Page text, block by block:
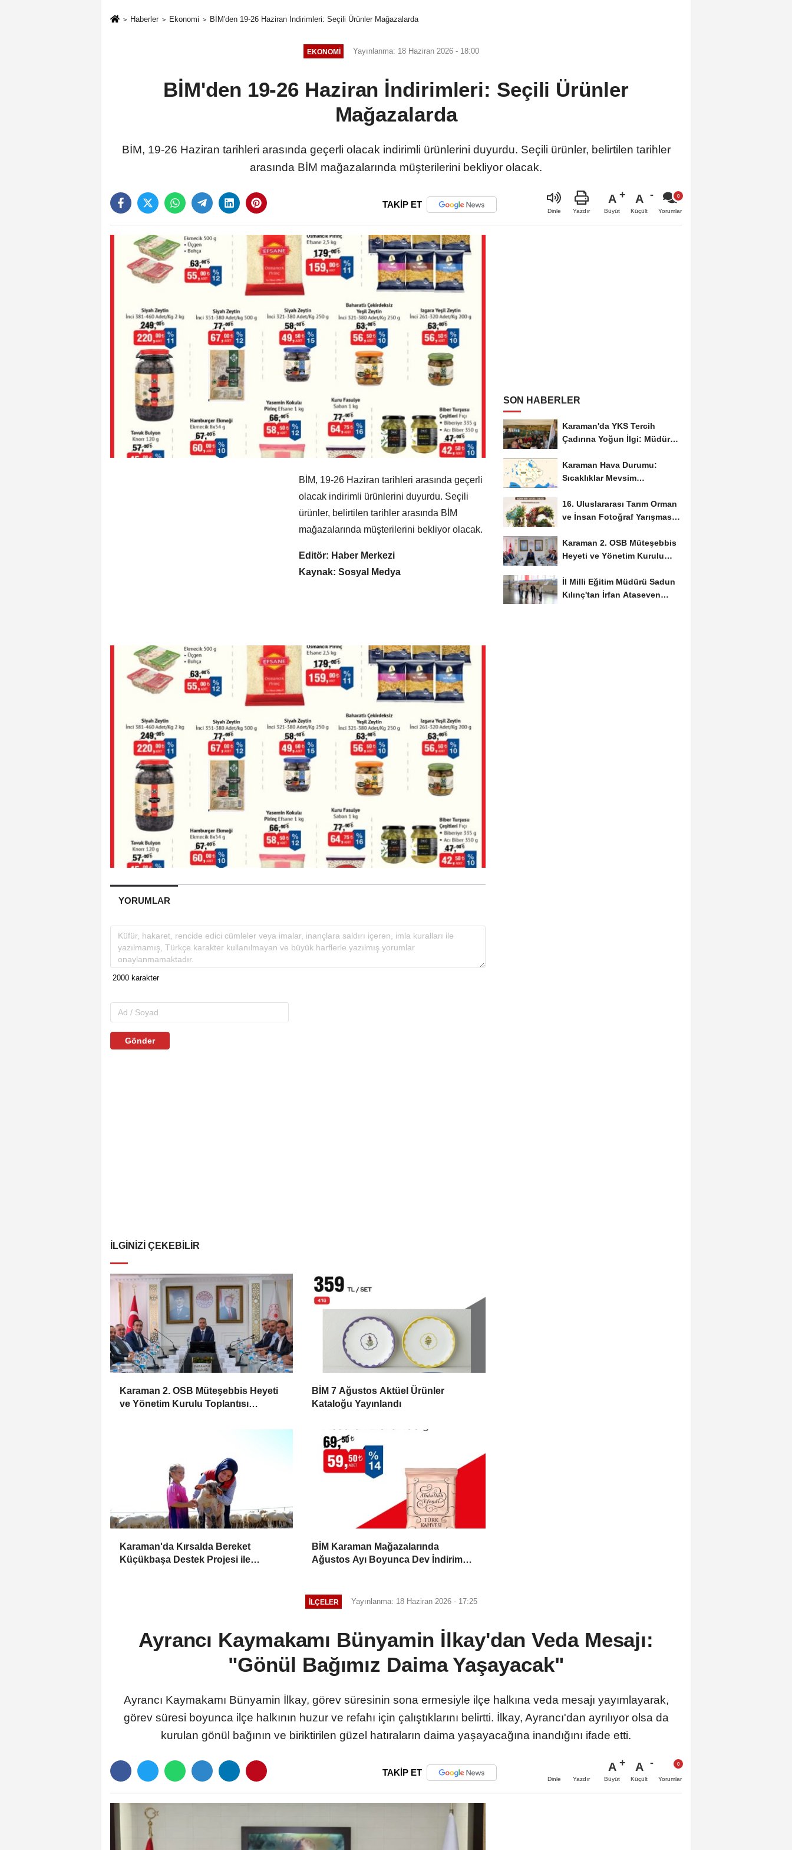
Haberler Ekonomi BİM'den 19-26 Haziran İndirimleri: Seçili Ürünler Mağazalarda
EKONOMI Yayınlanma: 18 Haziran 2026 - 18:00
BİM'den 19-26 Haziran İndirimleri: Seçili Ürünler
Mağazalarda
BİM, 19-26 Haziran tarihleri arasında geçerli olacak indirimli ürünlerini duyurdu. Seçili ürünler, belirtilen tarihler
arasında BİM mağazalarında müşterilerini bekliyor olacak.
TAKİP ET
Dinle Yazdır
A
Büyüt
A
Küçült Yorumlar
BİM, 19-26 Haziran tarihleri arasında geçerli
olacak indirimli ürünlerini duyurdu. Seçili
ürünler, belirtilen tarihler arasında BİM
mağazalarında müşterilerini bekliyor olacak.
Editör: Haber Merkezi
Kaynak: Sosyal Medya
YORUMLAR
Gönder
İLGINIZI ÇEKEBILIR
Karaman 2. OSB Müteşebbis Heyeti
ve Yönetim Kurulu Toplantısı
BİM 7 Ağustos Aktüel Ürünler
Kataloğu Yayınlandı
Karaman'da Kırsalda Bereket
Küçükbaşa Destek Projesi ile
BİM Karaman Mağazalarında
Ağustos Ayı Boyunca Dev İndirim
SON HABERLER
Karaman'da YKS Tercih
Çadırına Yoğun İlgi: Müdür
Karaman Hava Durumu:
Sıcaklıklar Mevsim
Seyredecek
16. Uluslararası Tarım Orman
ve İnsan Fotoğraf Yarışması
Karaman 2. OSB Müteşebbis
Heyeti ve Yönetim Kurulu
İl Milli Eğitim Müdürü Sadun
Kılınç'tan İrfan Ataseven
İLÇELER Yayınlanma: 18 Haziran 2026 - 17:25
Ayrancı Kaymakamı Bünyamin İlkay'dan Veda Mesajı:
"Gönül Bağımız Daima Yaşayacak"
Ayrancı Kaymakamı Bünyamin İlkay, görev süresinin sona ermesiyle ilçe halkına veda mesajı yayımlayarak,
görev süresi boyunca ilçe halkının huzur ve refahı için çalıştıklarını belirtti. İlkay, Ayrancı'dan ayrılıyor olsa da
kurulan gönül bağının ve biriktirilen güzel hatıraların daima yaşayacağına inandığını ifade etti.
TAKİP ET
Dinle Yazdır
A
Büyüt
A
Küçült Yorumlar